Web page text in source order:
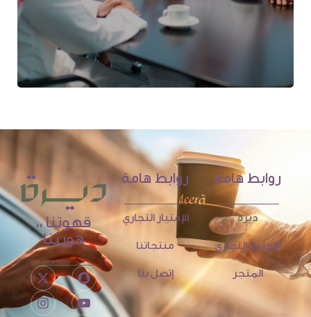
قهوتنا ،،
هويتنا
روابط هامة
ديرة
الإمتياز التجاري
المتجر
روابط هامة
الإمتياز التجاري
إتصل بنا